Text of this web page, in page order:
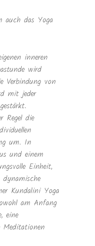
auch das Yoga
inneren
wird
Verbindung von
mit jeder
Regel die
um. In
und einem
Einheit,
Kundalini Yoga
am Anfang
eine
Meditationen